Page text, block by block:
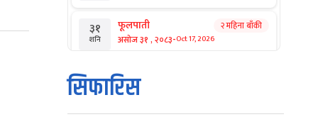
३१
शनि
फूलपाती
असोज ३१ , २०८३-Oct 17, 2026
२ महिना बाँकी
१
आइत
कार्तिक सङ्क्रान्ति
कार्तिक १, २०८३
सिफारिस